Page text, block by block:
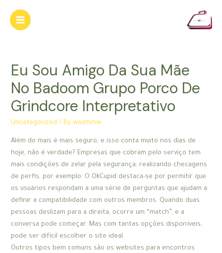
content
Main
Eu Sou Amigo Da Sua Mãe
No Badoo​​m Grupo Porco De
Grindcore Interpretativo
Uncategorized / Bywadminw
Além do mais é mais seguro, e isso conta muito nos dias de
hoje, não é verdade? Empresas que cobram pelo serviço tem
mais condições de zelar pela segurança, realizando checagens
de perfis, por exemplo. O OkCupid destaca-se por permitir que
os usuários respondam a uma série de perguntas que ajudam a
definir a compatibilidade com outros membros. Quando duas
pessoas deslizam para a direita, ocorre um “match”, e a
conversa pode começar. Mas com tantas opções disponíveis,
pode ser difícil escolher o site ideal.
Outros tipos bem comuns são os websites para encontros